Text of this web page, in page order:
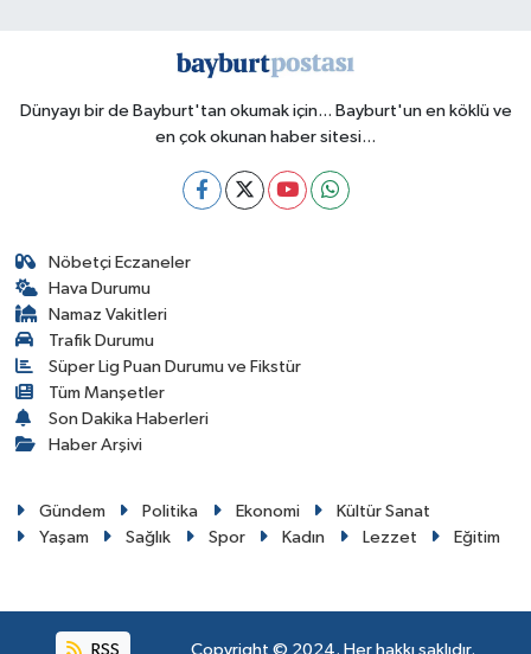
Dünyayı bir de Bayburt'tan okumak için... Bayburt'un en köklü ve
en çok okunan haber sitesi...
Nöbetçi Eczaneler
Hava Durumu
Namaz Vakitleri
Trafik Durumu
Süper Lig Puan Durumu ve Fikstür
Tüm Manşetler
Son Dakika Haberleri
Haber Arşivi
Gündem Politika Ekonomi
Kültür Sanat
Yaşam
Sağlık Spor Kadın Lezzet Eğitim
RSS Copyright © 2024. Her hakkı saklıdır.